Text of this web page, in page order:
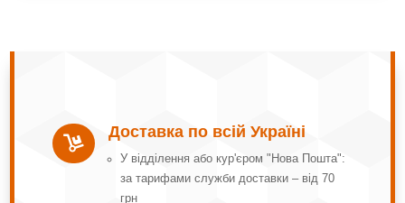

Доставка по всій Україні
У відділення або кур'єром "Нова Пошта":
за тарифами служби доставки – від 70
грн